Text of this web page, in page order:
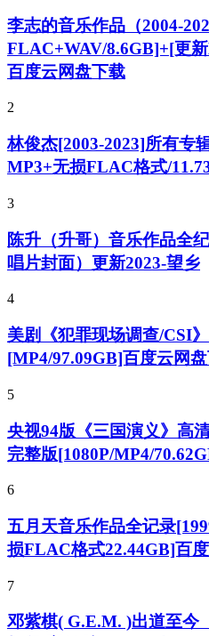
李志的音乐作品（2004-
FLAC+WAV/8.6GB]+[更
百度云网盘下载
2
林俊杰[2003-2023]所有专
MP3+无损FLAC格式/
3
陈升（升哥）音乐作品全
唱片封面）更新2023-望乡
4
美剧《犯罪现场调查/CSI
[MP4/97.09GB]百度云网
5
央视94版《三国演义》高
完整版[1080P/MP4/
6
五月天音乐作品全记录
损FLAC格式22.44GB]百
7
邓紫棋( G.E.M. )出道至今